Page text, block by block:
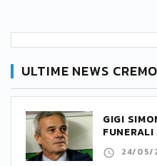
ULTIME NEWS
GIGI
24/05/